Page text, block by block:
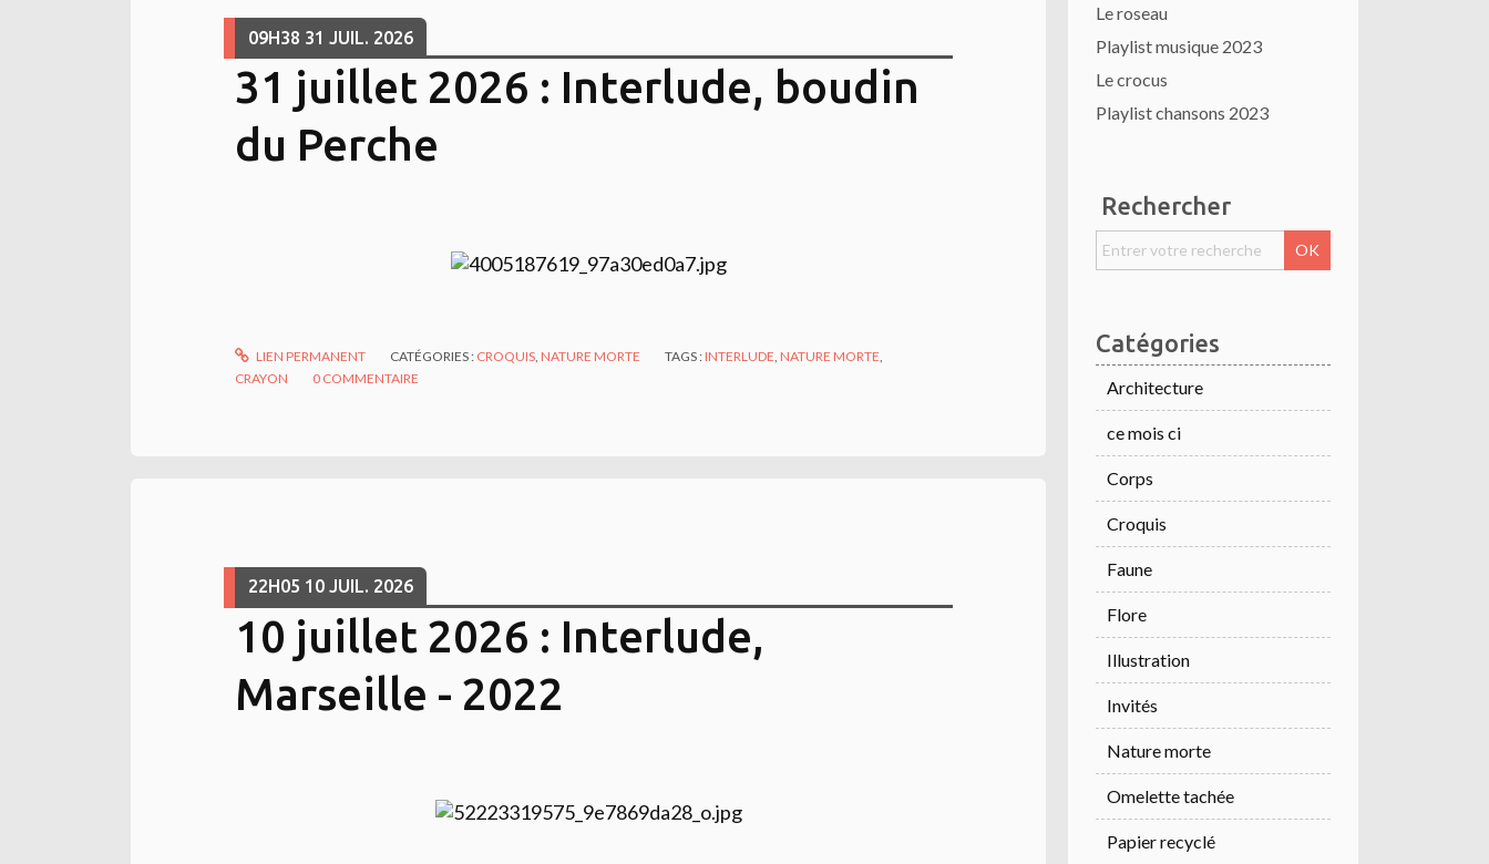
09H38 31 JUIL. 2026
31 juillet 2026 : Interlude, boudin
du Perche
LIEN PERMANENT CATÉGORIES : CROQUIS,NATURE MORTE TAGS :INTERLUDE,NATURE MORTE,
CRAYON
0 COMMENTAIRE
22H05 10 JUIL. 2026
10 juillet 2026 : Interlude,
Marseille - 2022
Le roseau
Playlist musique 2023
Le crocus
Playlist chansons 2023
Rechercher
Catégories
Architecture
ce mois ci
Corps
Croquis
Faune
Flore
Illustration
Invités
Nature morte
Omelette tachée
Papier recyclé